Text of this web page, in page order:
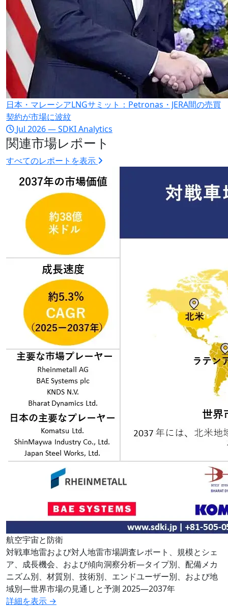
日本・マレーシアLNGサミット：Petronas・JERA間の売買
契約が市場に波紋
Jul 2026 — SDKI Analytics
関連市場レポート
すべてのレポートを表示
航空宇宙と防衛
対戦車地雷および対人地雷市場調査レポート、規模とシェ
ア、成長機会、および傾向洞察分析―タイプ別、配備メカ
ニズム別、材質別、技術別、エンドユーザー別、および地
域別―世界市場の見通しと予測 2025―2037年
詳細を表示 →